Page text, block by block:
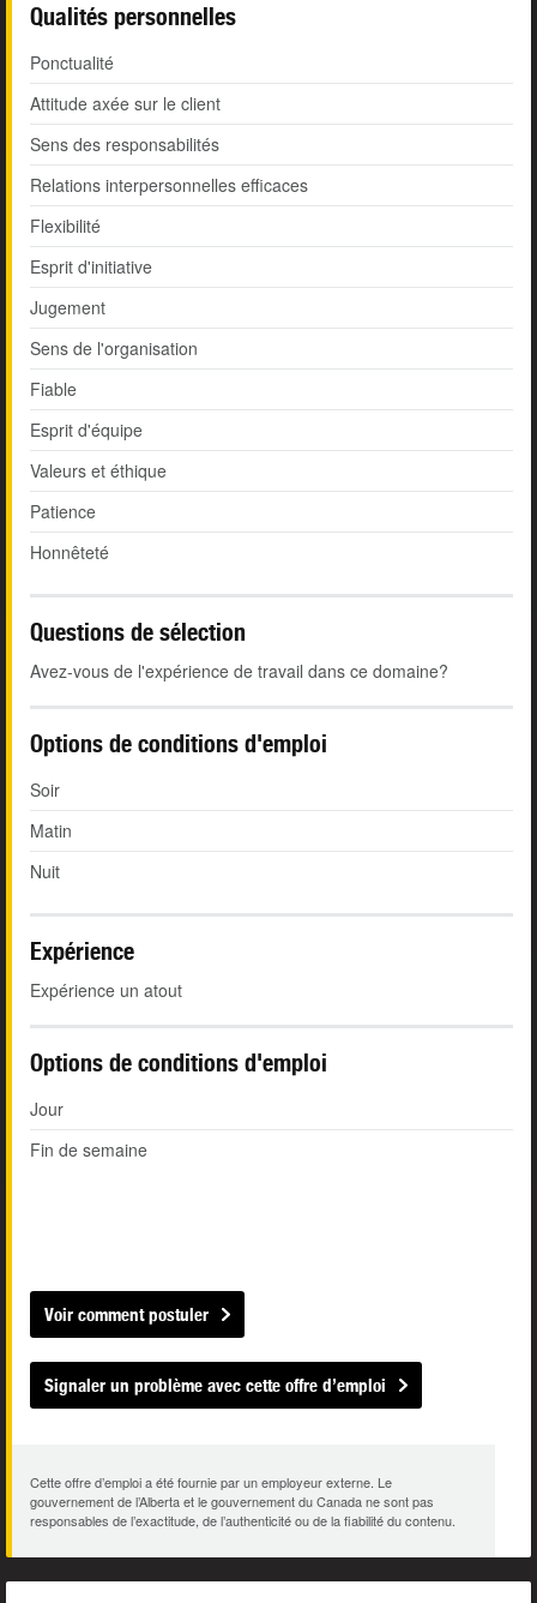
Qualités personnelles
Ponctualité
Attitude axée sur le client
Sens des responsabilités
Relations interpersonnelles efficaces
Flexibilité
Esprit d'initiative
Jugement
Sens de l'organisation
Fiable
Esprit d'équipe
Valeurs et éthique
Patience
Honnêteté
Questions de sélection
Avez-vous de l'expérience de travail dans ce domaine?
Options de conditions d'emploi
Soir
Matin
Nuit
Expérience
Expérience un atout
Options de conditions d'emploi
Jour
Fin de semaine
Voir comment postuler
Signaler un problème avec cette offre d’emploi
Cette offre d’emploi a été fournie par un employeur externe. Le
gouvernement de l’Alberta et le gouvernement du Canada ne sont pas
responsables de l’exactitude, de l’authenticité ou de la fiabilité du contenu.